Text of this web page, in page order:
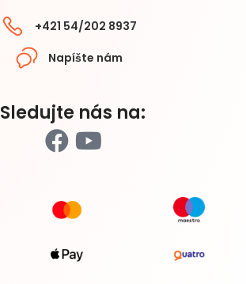
+421 54/202 8937
Napíšte nám
Sledujte nás na: